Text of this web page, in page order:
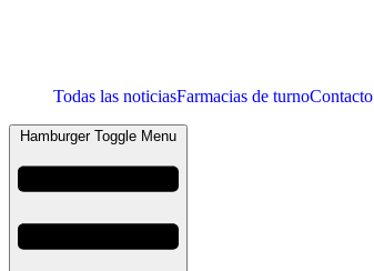
Todas las noticiasFarmacias de turnoContacto
Hamburger Toggle Menu